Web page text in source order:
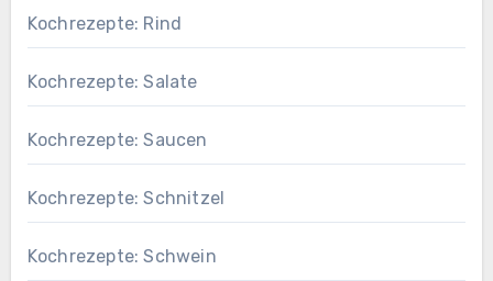
Kochrezepte: Rind
Kochrezepte: Salate
Kochrezepte: Saucen
Kochrezepte: Schnitzel
Kochrezepte: Schwein